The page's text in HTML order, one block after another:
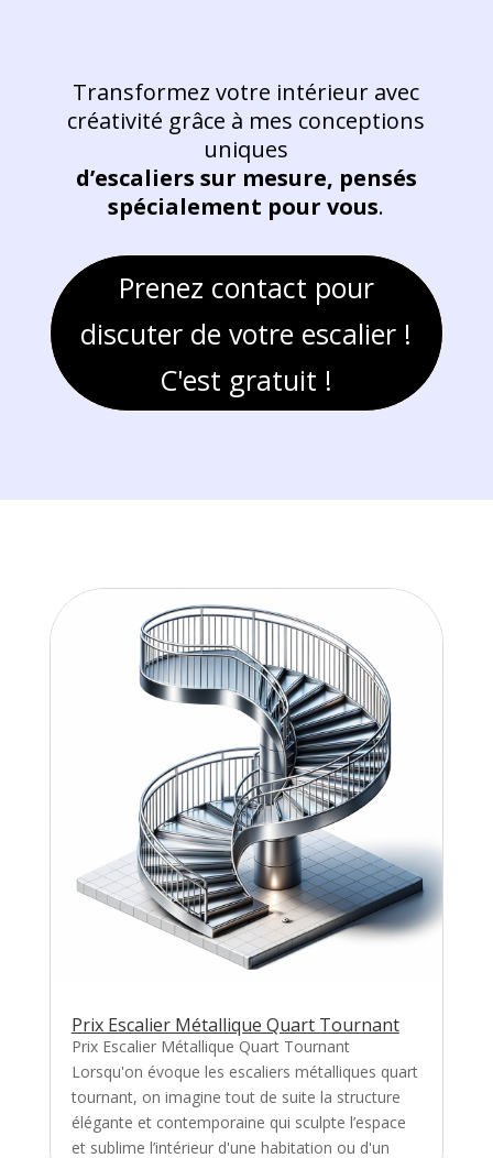
Transformez votre intérieur avec
créativité grâce à mes conceptions
uniques
d’escaliers sur mesure, pensés
spécialement pour vous.
Prenez contact pour
discuter de votre escalier !
C'est gratuit !
Prix Escalier Métallique Quart Tournant
Prix Escalier Métallique Quart Tournant
Lorsqu'on évoque les escaliers métalliques quart
tournant, on imagine tout de suite la structure
élégante et contemporaine qui sculpte l’espace
et sublime l’intérieur d'une habitation ou d'un